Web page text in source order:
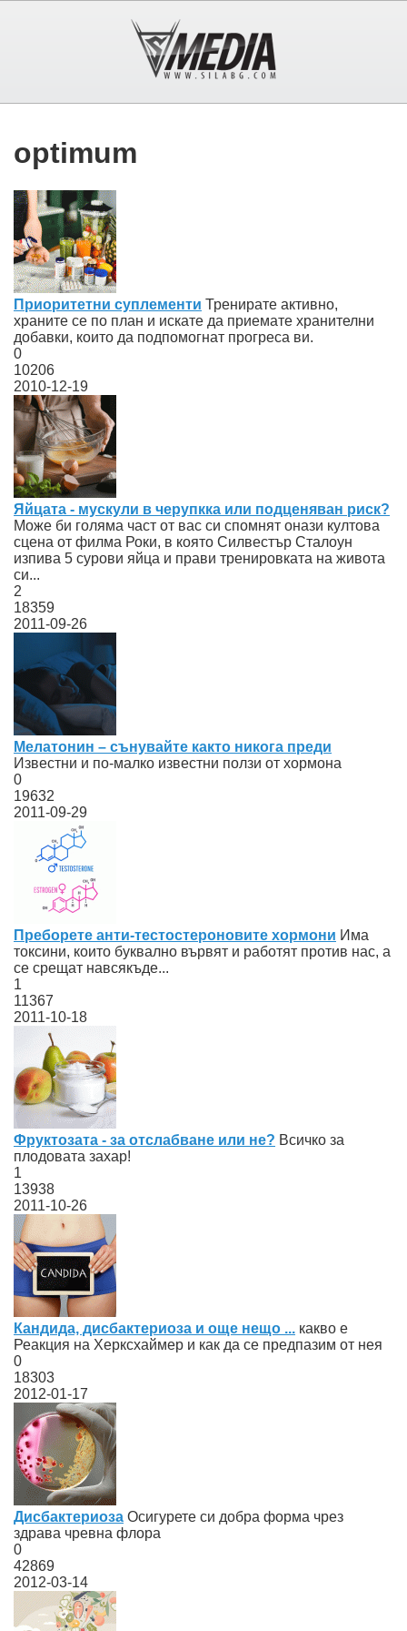
optimum
Приоритeтни суплементи Тренирате активно,
храните се по план и искате да приемате хранителни
добавки, които да подпомогнат прогреса ви.
0
10206
2010-12-19
Яйцата - мускули в черупкка или подценяван риск?
Може би голяма част от вас си спомнят онази култова
сцена от филма Роки, в която Силвестър Сталоун
изпива 5 сурови яйца и прави тренировката на живота
си...
2
18359
2011-09-26
Мелатонин – сънувайте както никога преди
Известни и по-малко известни ползи от хормона
0
19632
2011-09-29
Преборете анти-тестостероновите хормони Има
токсини, които буквално вървят и работят против нас, а
се срещат навсякъде...
1
11367
2011-10-18
Фруктозата - за отслабване или не? Всичко за
плодовата захар!
1
13938
2011-10-26
Кандида, дисбактериоза и още нещо ... какво е
Реакция на Хеpксхаймер и как да се предпазим от нея
0
18303
2012-01-17
Дисбактериоза Осигурете си добра форма чрез
здрава чревна флора
0
42869
2012-03-14